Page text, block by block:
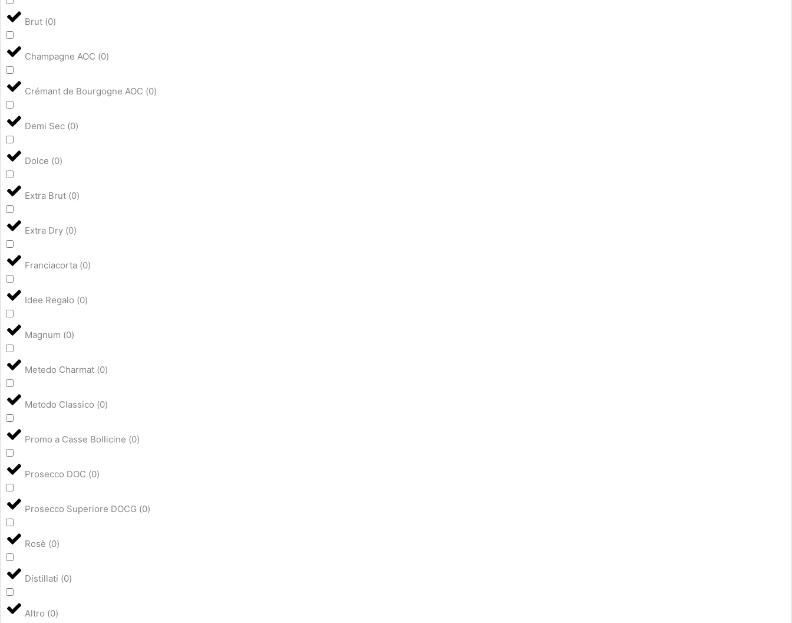
Brut (0)
Champagne AOC (0)
Crémant de Bourgogne AOC (0)
Demi Sec (0)
Dolce (0)
Extra Brut (0)
Extra Dry (0)
Franciacorta (0)
Idee Regalo (0)
Magnum (0)
Metedo Charmat (0)
Metodo Classico (0)
Promo a Casse Bollicine (0)
Prosecco DOC (0)
Prosecco Superiore DOCG (0)
Rosè (0)
Distillati (0)
Altro (0)